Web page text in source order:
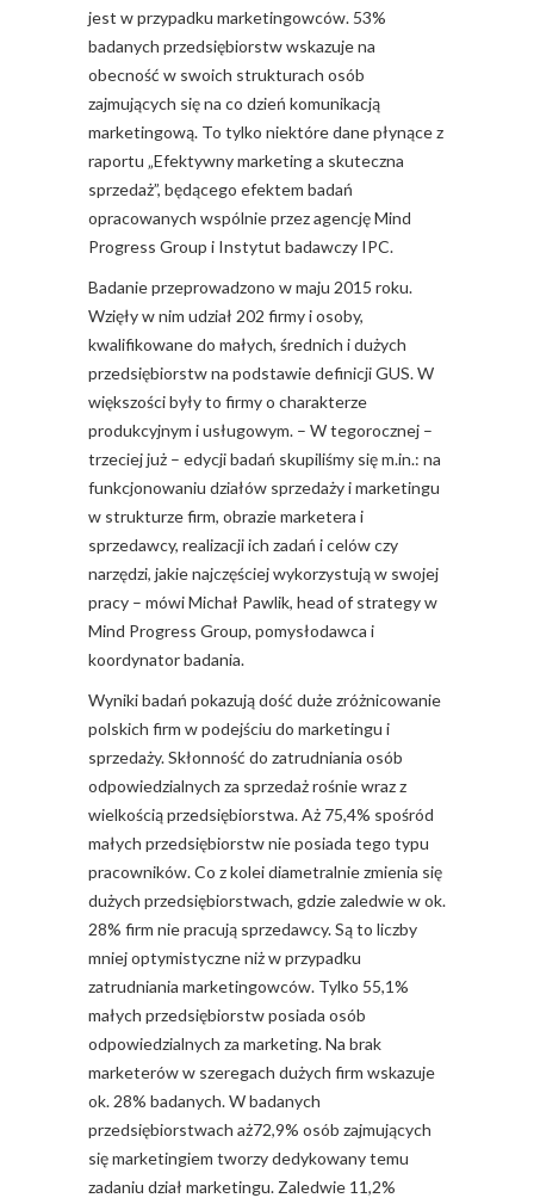
jest w przypadku marketingowców. 53%
badanych przedsiębiorstw wskazuje na
obecność w swoich strukturach osób
zajmujących się na co dzień komunikacją
marketingową. To tylko niektóre dane płynące z
raportu „Efektywny marketing a skuteczna
sprzedaż”, będącego efektem badań
opracowanych wspólnie przez agencję Mind
Progress Group i Instytut badawczy IPC.
Badanie przeprowadzono w maju 2015 roku.
Wzięły w nim udział 202 firmy i osoby,
kwalifikowane do małych, średnich i dużych
przedsiębiorstw na podstawie definicji GUS. W
większości były to firmy o charakterze
produkcyjnym i usługowym. – W tegorocznej –
trzeciej już – edycji badań skupiliśmy się m.in.: na
funkcjonowaniu działów sprzedaży i marketingu
w strukturze firm, obrazie marketera i
sprzedawcy, realizacji ich zadań i celów czy
narzędzi, jakie najczęściej wykorzystują w swojej
pracy – mówi Michał Pawlik, head of strategy w
Mind Progress Group, pomysłodawca i
koordynator badania.
Wyniki badań pokazują dość duże zróżnicowanie
polskich firm w podejściu do marketingu i
sprzedaży. Skłonność do zatrudniania osób
odpowiedzialnych za sprzedaż rośnie wraz z
wielkością przedsiębiorstwa. Aż 75,4% spośród
małych przedsiębiorstw nie posiada tego typu
pracowników. Co z kolei diametralnie zmienia się
dużych przedsiębiorstwach, gdzie zaledwie w ok.
28% firm nie pracują sprzedawcy. Są to liczby
mniej optymistyczne niż w przypadku
zatrudniania marketingowców. Tylko 55,1%
małych przedsiębiorstw posiada osób
odpowiedzialnych za marketing. Na brak
marketerów w szeregach dużych firm wskazuje
ok. 28% badanych. W badanych
przedsiębiorstwach aż72,9% osób zajmujących
się marketingiem tworzy dedykowany temu
zadaniu dział marketingu. Zaledwie 11,2%